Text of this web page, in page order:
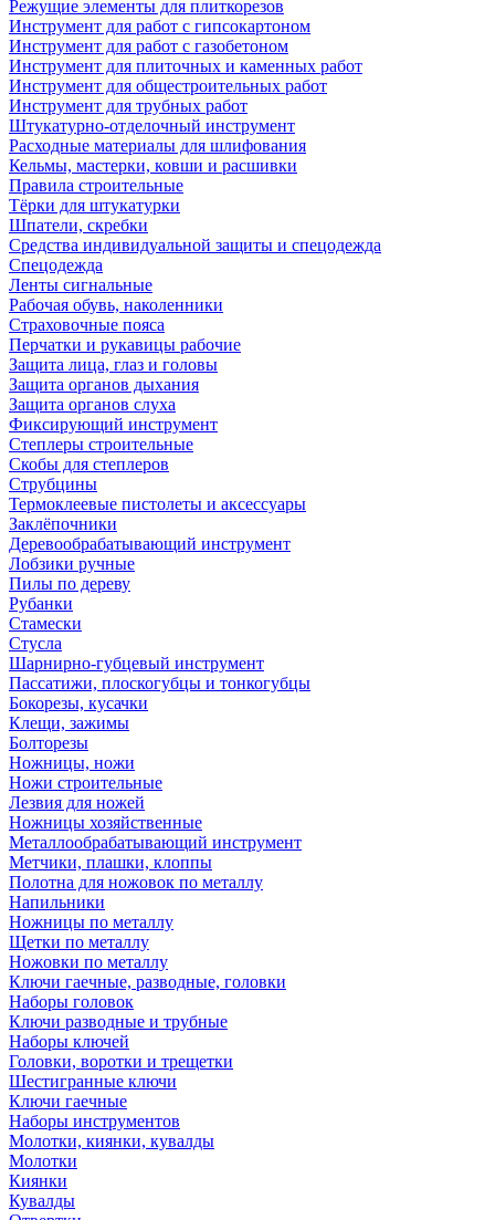
Режущие элементы для плиткорезов
Инструмент для работ с гипсокартоном
Инструмент для работ с газобетоном
Инструмент для плиточных и каменных работ
Инструмент для общестроительных работ
Инструмент для трубных работ
Штукатурно-отделочный инструмент
Расходные материалы для шлифования
Кельмы, мастерки, ковши и расшивки
Правила строительные
Тёрки для штукатурки
Шпатели, скребки
Средства индивидуальной защиты и спецодежда
Спецодежда
Ленты сигнальные
Рабочая обувь, наколенники
Страховочные пояса
Перчатки и рукавицы рабочие
Защита лица, глаз и головы
Защита органов дыхания
Защита органов слуха
Фиксирующий инструмент
Степлеры строительные
Скобы для степлеров
Струбцины
Термоклеевые пистолеты и аксессуары
Заклёпочники
Деревообрабатывающий инструмент
Лобзики ручные
Пилы по дереву
Рубанки
Стамески
Стусла
Шарнирно-губцевый инструмент
Пассатижи, плоскогубцы и тонкогубцы
Бокорезы, кусачки
Клещи, зажимы
Болторезы
Ножницы, ножи
Ножи строительные
Лезвия для ножей
Ножницы хозяйственные
Металлообрабатывающий инструмент
Метчики, плашки, клоппы
Полотна для ножовок по металлу
Напильники
Ножницы по металлу
Щетки по металлу
Ножовки по металлу
Ключи гаечные, разводные, головки
Наборы головок
Ключи разводные и трубные
Наборы ключей
Головки, воротки и трещетки
Шестигранные ключи
Ключи гаечные
Наборы инструментов
Молотки, киянки, кувалды
Молотки
Киянки
Кувалды